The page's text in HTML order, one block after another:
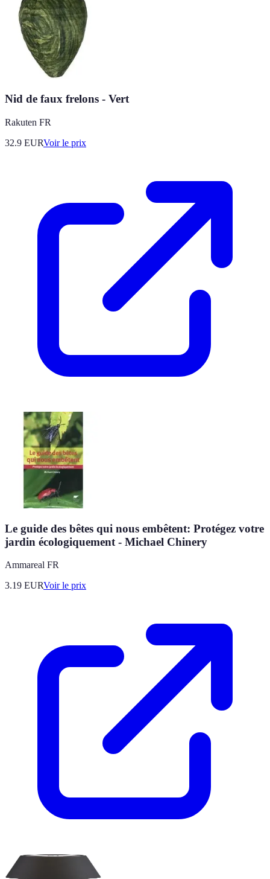
Nid de faux frelons - Vert
Rakuten FR
32.9 EURVoir le prix
Le guide des bêtes qui nous embêtent: Protégez votre
jardin écologiquement - Michael Chinery
Ammareal FR
3.19 EURVoir le prix